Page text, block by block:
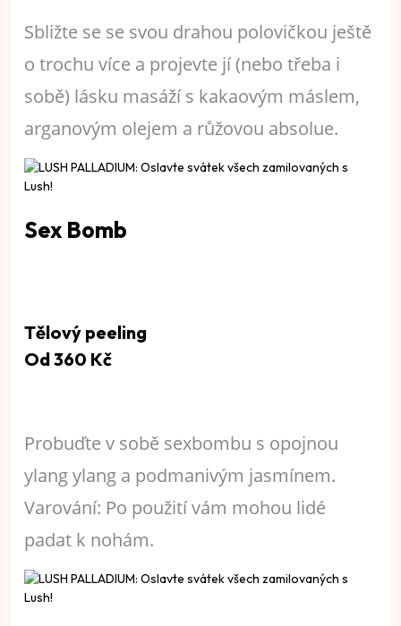
Sbližte se se svou drahou polovičkou ještě
o trochu více a projevte jí (nebo třeba i
sobě) lásku masáží s kakaovým máslem,
arganovým olejem a růžovou absolue.
Sex Bomb
Tělový peeling
Od 360 Kč
Probuďte v sobě sexbombu s opojnou
ylang ylang a podmanivým jasmínem.
Varování: Po použití vám mohou lidé
padat k nohám.